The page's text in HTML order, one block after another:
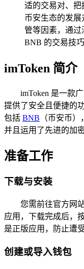
适的交易对、把
币安生态的发
管等因素，通过
BNB 的交易技
imToken 简介
imToken 是一款
提供了安全且便捷的
包括 BNB （币安币
并且运用了先进的加
准备工作
下载与安装
您需前往官方网
应用，下载完成后，
是正版应用，防止遭
创建或导入钱包